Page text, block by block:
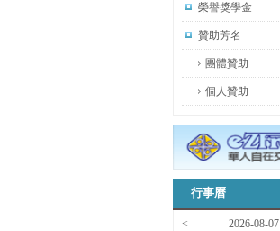
榮譽獎學金
贊助芳名
團體贊助
個人贊助
行事曆
< 2026-08-07